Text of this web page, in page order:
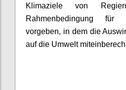
Klimaziele von
Rahmenbedingung für
vorgeben, in dem die
auf die Umwelt